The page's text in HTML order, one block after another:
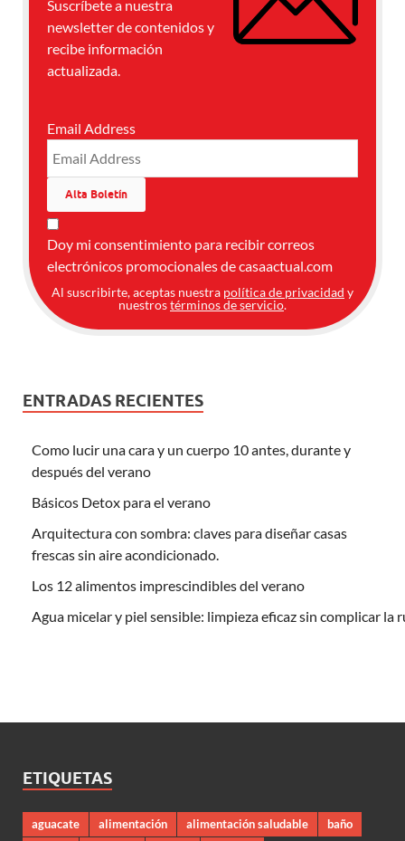
Suscríbete a nuestra
newsletter de contenidos y
recibe información
actualizada.
Email Address
Doy mi consentimiento para recibir correos
electrónicos promocionales de casaactual.com
Al suscribirte, aceptas nuestra política de privacidad y
nuestrostérminos de servicio.
ENTRADAS RECIENTES
Como lucir una cara y un cuerpo 10 antes, durante y
después del verano
Básicos Detox para el verano
Arquitectura con sombra: claves para diseñar casas
frescas sin aire acondicionado.
Los 12 alimentos imprescindibles del verano
Agua micelar y piel sensible: limpieza eficaz sin complicar la
ETIQUETAS
aguacate alimentación alimentación saludable
baño